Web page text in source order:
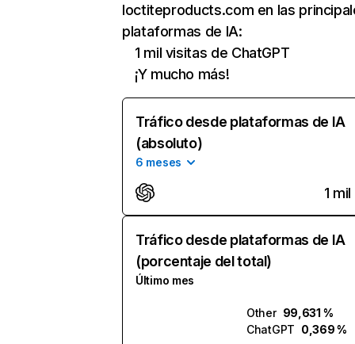
loctiteproducts.com en las
plataformas de IA:
1 mil visitas de ChatGPT
¡Y mucho más!
Tráfico desde plataformas de IA
(absoluto)
6 meses
1 mil
Tráfico desde plataformas de IA
(porcentaje del total)
Último mes
Other 99,631 %
ChatGPT 0,369 %